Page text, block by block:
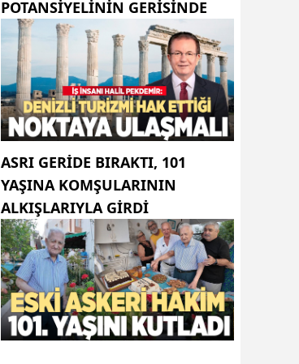
POTANSIYELININ GERISINDE
ASRI GERIDE BIRAKTI, 101
YAŞINA KOMŞULARININ
ALKIŞLARIYLA GIRDI